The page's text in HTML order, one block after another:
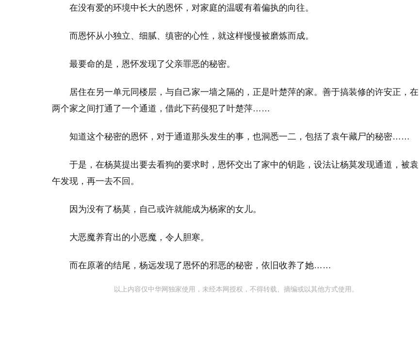
在没有爱的环境中长大的恩怀，对家庭的温暖有着偏执的向往。
而恩怀从小独立、细腻、缜密的心性，就这样慢慢被磨炼而成。
最要命的是，恩怀发现了父亲罪恶的秘密。
居住在另一单元同楼层，与自己家一墙之隔的，正是叶楚萍的家。善于搞装修的许安正，在
两个家之间打通了一个通道，借此下药侵犯了叶楚萍……
知道这个秘密的恩怀，对于通道那头发生的事，也洞悉一二，包括了袁午藏尸的秘密……
于是，在杨莫提出要去看狗的要求时，恩怀交出了家中的钥匙，设法让杨莫发现通道，被袁
午发现，再一去不回。
因为没有了杨莫，自己或许就能成为杨家的女儿。
大恶魔养育出的小恶魔，令人胆寒。
而在原著的结尾，杨远发现了恩怀的邪恶的秘密，依旧收养了她……
以上内容仅中华网独家使用，未经本网授权，不得转载、摘编或以其他方式使用。